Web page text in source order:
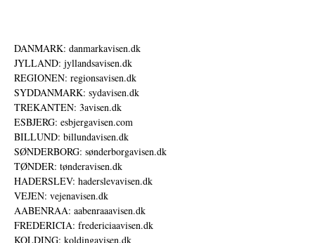
DANMARK: danmarkavisen.dk
JYLLAND: jyllandsavisen.dk
REGIONEN: regionsavisen.dk
SYDDANMARK: sydavisen.dk
TREKANTEN: 3avisen.dk
ESBJERG: esbjergavisen.com
BILLUND: billundavisen.dk
SØNDERBORG: sønderborgavisen.dk
TØNDER: tønderavisen.dk
HADERSLEV: haderslevavisen.dk
VEJEN: vejenavisen.dk
AABENRAA: aabenraaavisen.dk
FREDERICIA: fredericiaavisen.dk
KOLDING: koldingavisen.dk